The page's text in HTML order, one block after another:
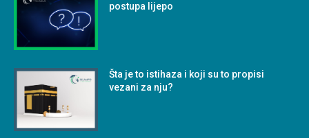
postupa lijepo
Šta je to istihaza i koji su to propisi
vezani za nju?